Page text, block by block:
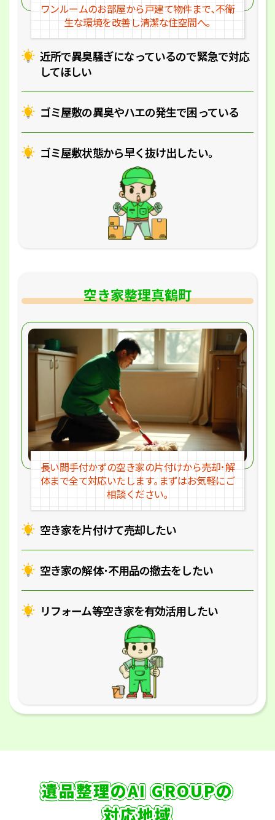
近所で異臭騒ぎになっているので緊急で対応
してほしい
ゴミ屋敷の異臭やハエの発生で困っている
ゴミ屋敷状態から早く抜け出したい｡
ワンルームのお部屋から戸建て物件まで､不衛
生な環境を改善し清潔な住空間へ｡
空き家整理真鶴町
空き家を片付けて売却したい
空き家の解体･不用品の撤去をしたい
リフォーム等空き家を有効活用したい
長い間手付かずの空き家の片付けから売却･解
体まで全て対応いたします｡ まずはお気軽にご
相談ください｡
遺品整理のAI GROUPの
対応地域